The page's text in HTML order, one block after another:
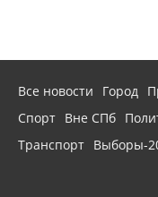
Все новости Город
Спорт Вне СПб
Транспорт Выборы-